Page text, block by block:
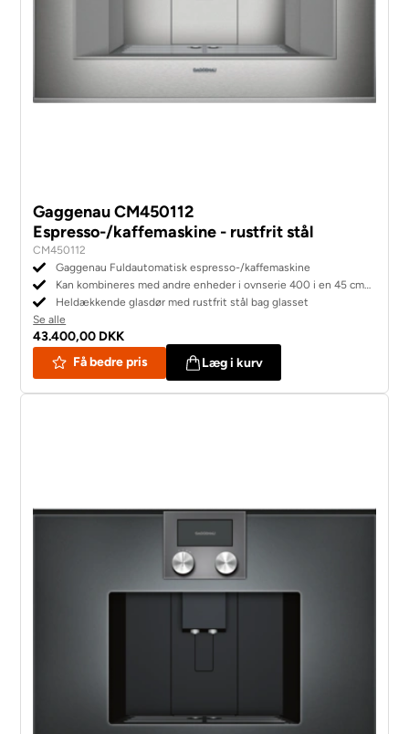
Gaggenau CM450112
Espresso-/kaffemaskine - rustfrit stål
CM450112
Gaggenau Fuldautomatisk espresso-/kaffemaskine
Kan kombineres med andre enheder i ovnserie 400 i en 45 cm
niche
Heldækkende glasdør med rustfrit stål bag glasset
Se alle
43.400,00 DKK
Få bedre pris
Læg i kurv